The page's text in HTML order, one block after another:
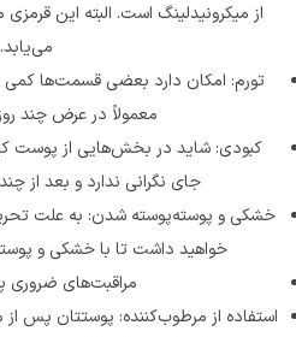
از میکرونیدلینگ است. البته این
می‌یابد.
تورم: امکان دارد بعضی قسمت‌ها کمی
معمولاً در عرض چند
کبودی: شاید در بخش‌هایی از پوست
جای نگرانی ندارد و بعد از
خشکی و پوسته‌پوسته شدن: به علت
خواهید داشت تا با خشکی و
مراقبت‌های ضروری
استفاده از مرطوب‌کننده: پوستتان پس از